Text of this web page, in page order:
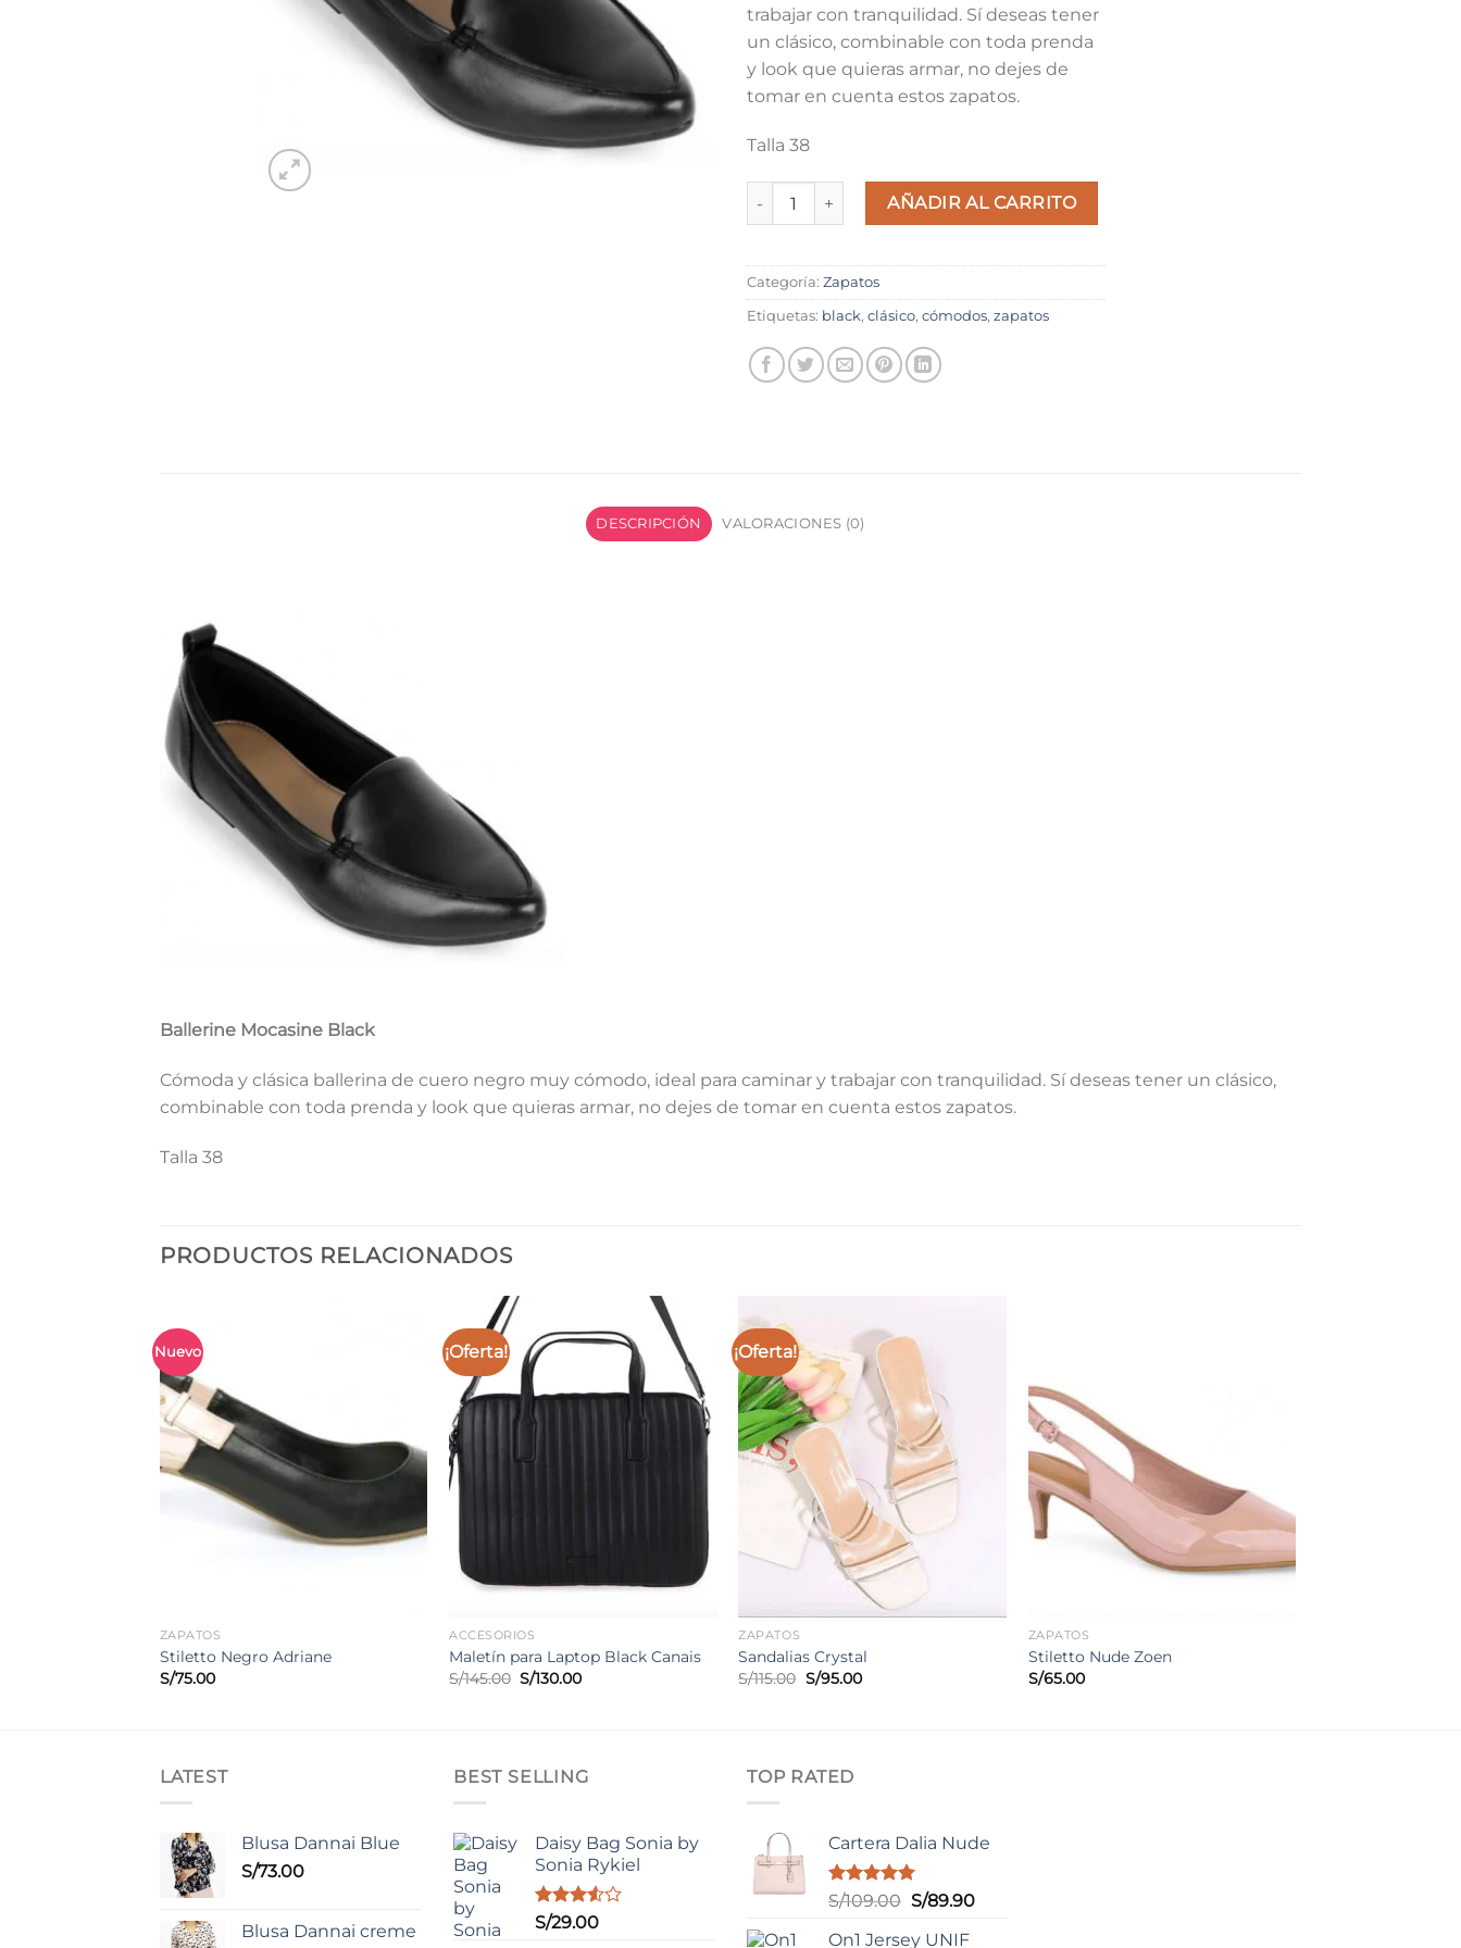
trabajar con tranquilidad. Sí deseas tener
un clásico, combinable con toda prenda
y look que quieras armar, no dejes de
tomar en cuenta estos zapatos.
Talla 38
Ballerine Mocasine Black cantidad
AÑADIR AL CARRITO
Categoría: Zapatos
Etiquetas: black, clásico, cómodos, zapatos
DESCRIPCIÓN VALORACIONES (0)
Ballerine Mocasine Black
Cómoda y clásica ballerina de cuero negro muy cómodo, ideal para caminar y trabajar con tranquilidad. Sí deseas tener un clásico,
combinable con toda prenda y look que quieras armar, no dejes de tomar en cuenta estos zapatos.
Talla 38
PRODUCTOS RELACIONADOS
Nuevo
ZAPATOS
Stiletto Negro Adriane
S/75.00
¡Oferta!
ACCESORIOS
Maletín para Laptop Black Canais
S/145.00 El
precio
S/130.00El
¡Oferta!
ZAPATOS
Sandalias Crystal
S/115.00 El
precio
S/95.00El
ZAPATOS
Stiletto Nude Zoen
S/65.00
LATEST
Blusa Dannai Blue
S/73.00
Blusa Dannai creme
BEST SELLING
Daisy Bag Sonia by
Sonia Rykiel
Valorado
S/29.00
TOP RATED
Cartera Dalia Nude
Valorado
de 5
S/109.00 El
S/89.90El
On1 Jersey UNIF